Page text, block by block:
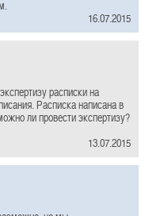
16.07.2015
расписки на
Расписка написана в
ли провести экспертизу?
13.07.2015